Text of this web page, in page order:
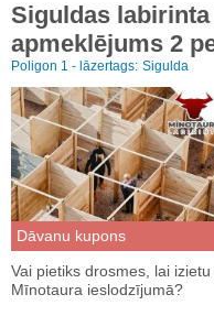
Siguldas labirinta
apmeklējums 2
Poligon 1 - lāzertags: Sigulda
Dāvanu kupons
Vai pietiks drosmes, lai
Mīnotaura ieslodzījumā?